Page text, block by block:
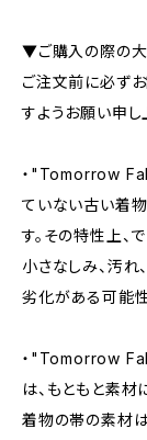
▼ご購入の際の
ご注文前に必ず
すようお願い申し
・"Tomorrow
ていない古い着物
す。その特性上、
小さなしみ、汚れ
劣化がある可能性
・"Tomorrow
は、もともと素
着物の帯の素材